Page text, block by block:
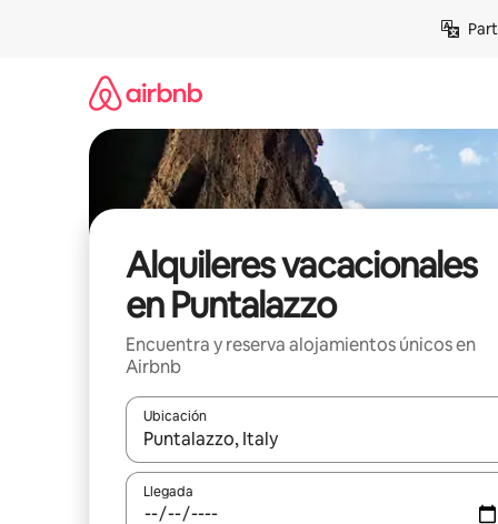
Alquileres vacacionales
en Puntalazzo
Encuentra y reserva alojamientos únicos en
Airbnb
Ubicación
Cuando los resultados estén disponibles,
Llegada